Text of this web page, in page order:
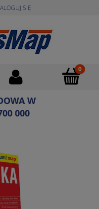
SIĘ
W
000